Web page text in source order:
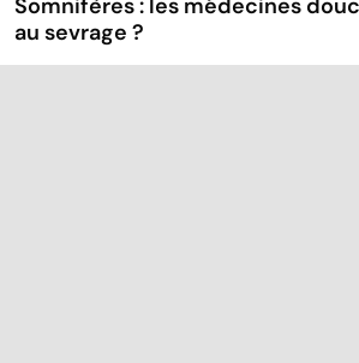
Somnifères : les médecines
au sevrage ?